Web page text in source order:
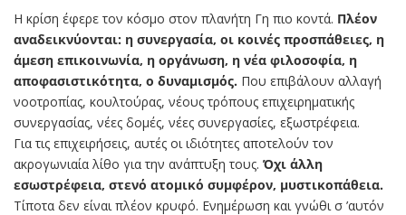
Η κρίση έφερε τον κόσμο στον πλανήτη Γη πιο κοντά. Πλέον
αναδεικνύονται: η συνεργασία, οι κοινές προσπάθειες, η
άμεση επικοινωνία, η οργάνωση, η νέα φιλοσοφία, η
αποφασιστικότητα, ο δυναμισμός. Που επιβάλουν αλλαγή
νοοτροπίας, κουλτούρας, νέους τρόπους επιχειρηματικής
συνεργασίας, νέες δομές, νέες συνεργασίες, εξωστρέφεια.
Για τις επιχειρήσεις, αυτές οι ιδιότητες αποτελούν τον
ακρογωνιαία λίθο για την ανάπτυξη τους. Όχι άλλη
εσωστρέφεια, στενό ατομικό συμφέρον, μυστικοπάθεια.
Τίποτα δεν είναι πλέον κρυφό. Ενημέρωση και γνώθι σ ’αυτόν